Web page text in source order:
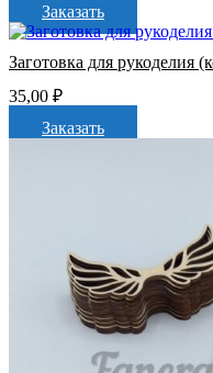
Заказать
Заготовка для рукоделия
35,00 ₽
Заказать